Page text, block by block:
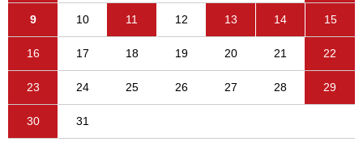
9 10 11 12 13 14 15
16 17 18 19 20 21 22
23 24 25 26 27 28 29
30 31